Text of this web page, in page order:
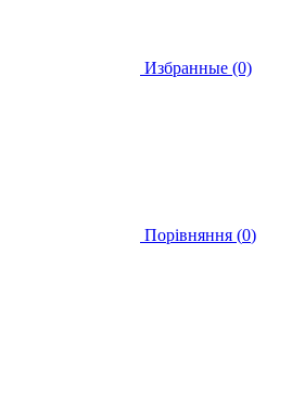
Избранные (0)
Порівняння (0)